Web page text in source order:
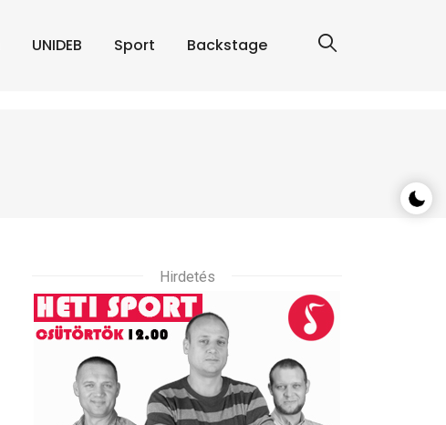
UNIDEB Sport Backstage
Hirdetés